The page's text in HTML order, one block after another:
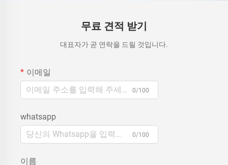
무료 견적 받기
대표자가 곧 연락을 드릴 것입니다.
이메일
0/100
whatsapp
0/100
이름